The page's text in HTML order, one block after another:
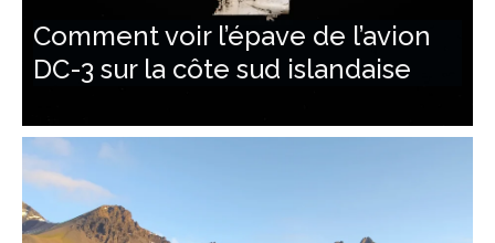
Comment voir l’épave de l’avion
DC-3 sur la côte sud islandaise